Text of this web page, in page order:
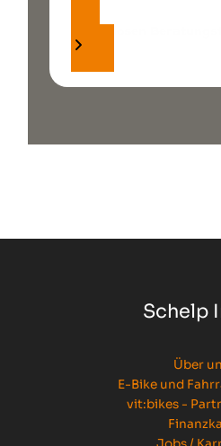
Schelp
Über
E-Bike und
vit:bikes -